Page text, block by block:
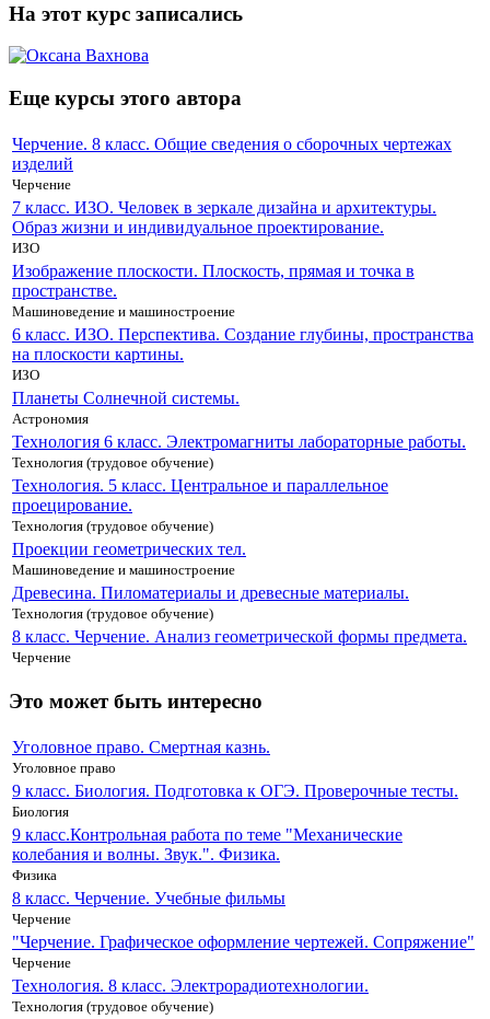
На этот курс записались
Еще курсы этого автора
Черчение. 8 класс. Общие сведения о сборочных чертежах
изделий
Черчение
7 класс. ИЗО. Человек в зеркале дизайна и архитектуры.
Образ жизни и индивидуальное проектирование.
ИЗО
Изображение плоскости. Плоскость, прямая и точка в
пространстве.
Машиноведение и машиностроение
6 класс. ИЗО. Перспектива. Создание глубины, пространства
на плоскости картины.
ИЗО
Планеты Солнечной системы.
Астрономия
Технология 6 класс. Электромагниты лабораторные работы.
Технология (трудовое обучение)
Технология. 5 класс. Центральное и параллельное
проецирование.
Технология (трудовое обучение)
Проекции геометрических тел.
Машиноведение и машиностроение
Древесина. Пиломатериалы и древесные материалы.
Технология (трудовое обучение)
8 класс. Черчение. Анализ геометрической формы предмета.
Черчение
Это может быть интересно
Уголовное право. Смертная казнь.
Уголовное право
9 класс. Биология. Подготовка к ОГЭ. Проверочные тесты.
Биология
9 класс.Контрольная работа по теме "Механические
колебания и волны. Звук.". Физика.
Физика
8 класс. Черчение. Учебные фильмы
Черчение
"Черчение. Графическое оформление чертежей. Сопряжение"
Черчение
Технология. 8 класс. Электрорадиотехнологии.
Технология (трудовое обучение)